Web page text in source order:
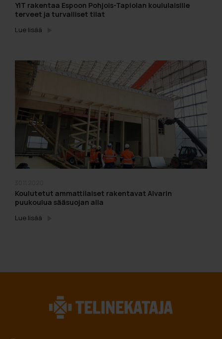
YIT rakentaa Espoon Pohjois-Tapiolan koululaisille
terveet ja turvalliset tilat
Lue lisää
Koulutetut ammattilaiset rakentavat Alvarin
puukoulua sääsuojan alla
Lue lisää